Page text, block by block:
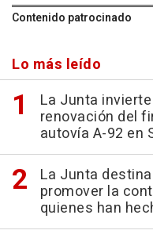
Contenido patrocinado
Lo más leído
La Junta
renovación del
autovía A-92 en
La Junta
promover la
quienes han